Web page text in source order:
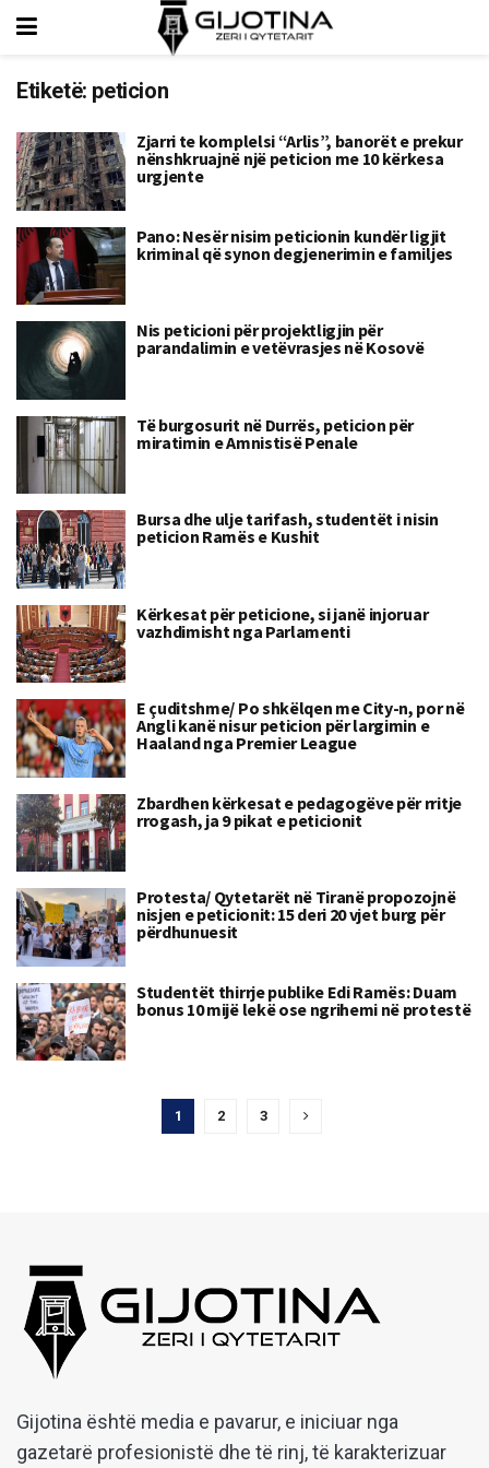
Etiketë: peticion
Zjarri te komplelsi “Arlis”, banorët e prekur
nënshkruajnë një peticion me 10 kërkesa
urgjente
Pano: Nesër nisim peticionin kundër ligjit
kriminal që synon degjenerimin e familjes
Nis peticioni për projektligjin për
parandalimin e vetëvrasjes në Kosovë
Të burgosurit në Durrës, peticion për
miratimin e Amnistisë Penale
Bursa dhe ulje tarifash, studentët i nisin
peticion Ramës e Kushit
Kërkesat për peticione, si janë injoruar
vazhdimisht nga Parlamenti
E çuditshme/ Po shkëlqen me City-n, por në
Angli kanë nisur peticion për largimin e
Haaland nga Premier League
Zbardhen kërkesat e pedagogëve për rritje
rrogash, ja 9 pikat e peticionit
Protesta/ Qytetarët në Tiranë propozojnë
nisjen e peticionit: 15 deri 20 vjet burg për
përdhunuesit
Studentët thirrje publike Edi Ramës: Duam
bonus 10 mijë lekë ose ngrihemi në protestë
1 2 3
Gijotina është media e pavarur, e iniciuar nga
gazetarë profesionistë dhe të rinj, të karakterizuar